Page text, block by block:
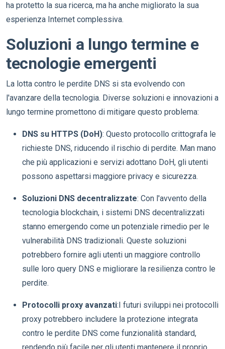
ha protetto la sua ricerca, ma ha anche migliorato la sua
esperienza Internet complessiva.
Soluzioni a lungo termine e
tecnologie emergenti
La lotta contro le perdite DNS si sta evolvendo con
l'avanzare della tecnologia. Diverse soluzioni e innovazioni a
lungo termine promettono di mitigare questo problema:
DNS su HTTPS (DoH): Questo protocollo crittografa le
richieste DNS, riducendo il rischio di perdite. Man mano
che più applicazioni e servizi adottano DoH, gli utenti
possono aspettarsi maggiore privacy e sicurezza.
Soluzioni DNS decentralizzate: Con l'avvento della
tecnologia blockchain, i sistemi DNS decentralizzati
stanno emergendo come un potenziale rimedio per le
vulnerabilità DNS tradizionali. Queste soluzioni
potrebbero fornire agli utenti un maggiore controllo
sulle loro query DNS e migliorare la resilienza contro le
perdite.
Protocolli proxy avanzati:I futuri sviluppi nei protocolli
proxy potrebbero includere la protezione integrata
contro le perdite DNS come funzionalità standard,